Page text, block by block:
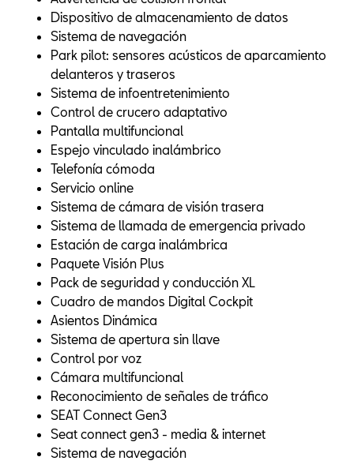
Dispositivo de almacenamiento de datos
Sistema de navegación
Park pilot: sensores acústicos de aparcamiento
delanteros y traseros
Sistema de infoentretenimiento
Control de crucero adaptativo
Pantalla multifuncional
Espejo vinculado inalámbrico
Telefonía cómoda
Servicio online
Sistema de cámara de visión trasera
Sistema de llamada de emergencia privado
Estación de carga inalámbrica
Paquete Visión Plus
Pack de seguridad y conducción XL
Cuadro de mandos Digital Cockpit
Asientos Dinámica
Sistema de apertura sin llave
Control por voz
Cámara multifuncional
Reconocimiento de señales de tráfico
SEAT Connect Gen3
Seat connect gen3 - media & internet
Sistema de navegación